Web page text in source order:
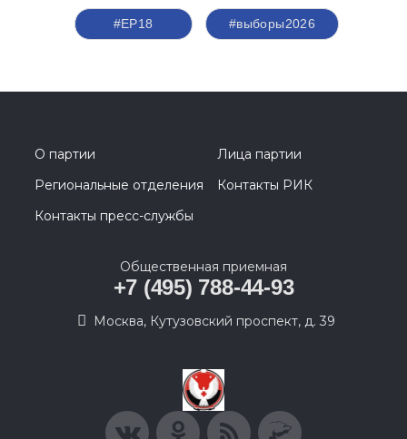
#ЕР18 #выборы2026
О партии
Лица партии
Региональные отделения
Контакты РИК
Контакты пресс-службы
Общественная приемная
+7 (495) 788-44-93
Москва, Кутузовский проспект, д. 39